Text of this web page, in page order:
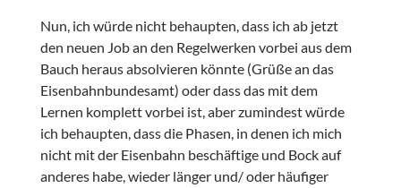
Nun, ich würde nicht behaupten, dass ich ab jetzt
den neuen Job an den Regelwerken vorbei aus dem
Bauch heraus absolvieren könnte (Grüße an das
Eisenbahnbundesamt) oder dass das mit dem
Lernen komplett vorbei ist, aber zumindest würde
ich behaupten, dass die Phasen, in denen ich mich
nicht mit der Eisenbahn beschäftige und Bock auf
anderes habe, wieder länger und/ oder häufiger